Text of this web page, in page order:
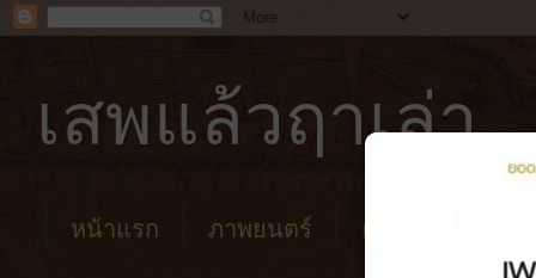
เสพแล้วฤาเล่า
หน้าแรก ภาพยนตร์ คาเฟ่